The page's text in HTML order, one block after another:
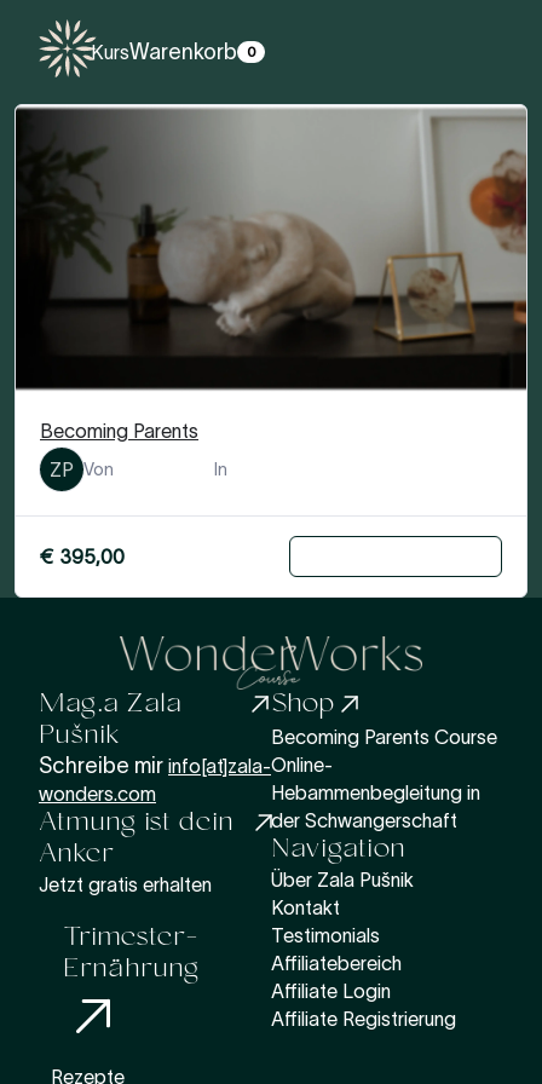
KursWarenkorb 0
Becoming Parents
ZP Von In
€ 395,00
Mag.a Zala
Pušnik
Schreibe mir info[at]zala-
wonders.com
Atmung ist dein
Anker
Jetzt gratis erhalten
Trimester-
Ernährung
Rezepte
Shop
Becoming Parents Course
Online-
Hebammenbegleitung in
der Schwangerschaft
Navigation
Über Zala Pušnik
Kontakt
Testimonials
Affiliatebereich
Affiliate Login
Affiliate Registrierung